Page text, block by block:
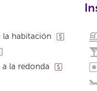
la habitación
a la redonda